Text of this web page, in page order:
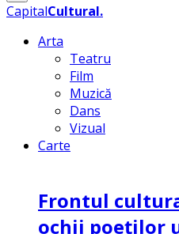
CapitalCultural.
Arta
Teatru
Film
Muzică
Dans
Vizual
Carte
Frontul
ochii poeților